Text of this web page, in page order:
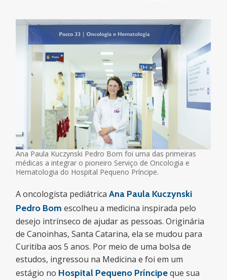
Ana Paula Kuczynski Pedro Bom foi uma das primeiras
médicas a integrar o pioneiro Serviço de Oncologia e
Hematologia do Hospital Pequeno Príncipe.
A oncologista pediátricaAna Paula Kuczynski
Pedro Bom escolheu a medicina inspirada pelo
desejo intrínseco de ajudar as pessoas. Originária
de Canoinhas, Santa Catarina, ela se mudou para
Curitiba aos 5 anos. Por meio de uma bolsa de
estudos, ingressou na Medicina e foi em um
estágio no Hospital Pequeno Príncipeque sua